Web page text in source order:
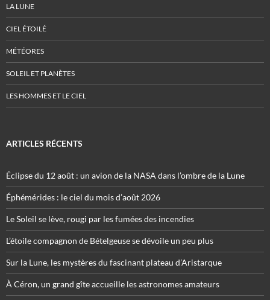
LA LUNE
CIEL ÉTOILÉ
MÉTÉORES
SOLEIL ET PLANÈTES
LES HOMMES ET LE CIEL
ARTICLES RÉCENTS
Éclipse du 12 août : un avion de la NASA dans l’ombre de la Lune
Éphémérides : le ciel du mois d’août 2026
Le Soleil se lève, rougi par les fumées des incendies
L’étoile compagnon de Bételgeuse se dévoile un peu plus
Sur la Lune, les mystères du fascinant plateau d’Aristarque
À Céron, un grand gîte accueille les astronomes amateurs